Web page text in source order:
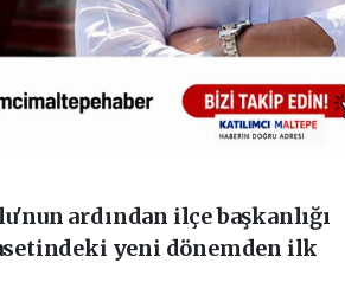
ardından ilçe başkanlığı
yeni dönemden ilk